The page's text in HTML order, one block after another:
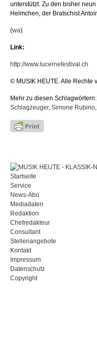
unterstützt. Zu den bisher
Helmchen, der Bratschist
(wa)
Link:
http://www.lucernefestival.ch
© MUSIK HEUTE. Alle Rechte
Mehr zu diesen Schlagwörtern:
Schlagzeuger, Simone Rubino,
Startseite
Service
News-Abo
Mediadaten
Redaktion
Chefredakteur
Consultant
Stellenangebote
Kontakt
Impressum
Datenschutz
Copyright